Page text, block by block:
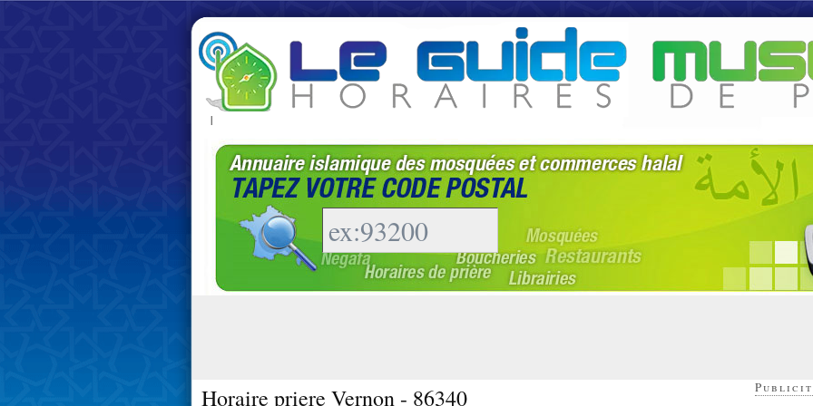
|
Horaire priere Vernon - 86340